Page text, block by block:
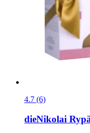
4.7 (6)
dieNikolai